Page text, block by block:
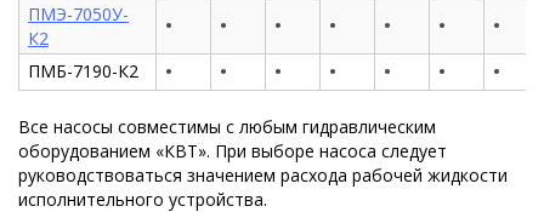
ПМЭ-7050У-
К2
• • • • • • •
ПМБ-7190-К2 • • • • • • •
Все насосы совместимы с любым гидравлическим
оборудованием «КВТ». При выборе насоса следует
руководствоваться значением расхода рабочей жидкости
исполнительного устройства.